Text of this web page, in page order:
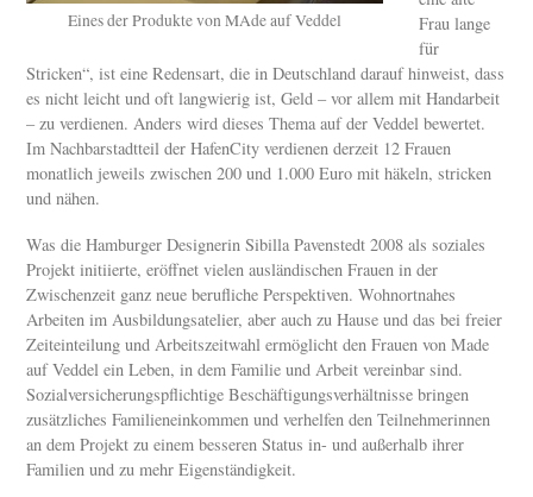
Eines der Produkte von MAde auf Veddel
Frau lange
für
Stricken“, ist eine Redensart, die in Deutschland darauf hinweist, dass
es nicht leicht und oft langwierig ist, Geld – vor allem mit Handarbeit
– zu verdienen. Anders wird dieses Thema auf der Veddel bewertet.
Im Nachbarstadtteil der HafenCity verdienen derzeit 12 Frauen
monatlich jeweils zwischen 200 und 1.000 Euro mit häkeln, stricken
und nähen.
Was die Hamburger Designerin Sibilla Pavenstedt 2008 als soziales
Projekt initiierte, eröffnet vielen ausländischen Frauen in der
Zwischenzeit ganz neue berufliche Perspektiven. Wohnortnahes
Arbeiten im Ausbildungsatelier, aber auch zu Hause und das bei freier
Zeiteinteilung und Arbeitszeitwahl ermöglicht den Frauen von Made
auf Veddel ein Leben, in dem Familie und Arbeit vereinbar sind.
Sozialversicherungspflichtige Beschäftigungsverhältnisse bringen
zusätzliches Familieneinkommen und verhelfen den Teilnehmerinnen
an dem Projekt zu einem besseren Status in- und außerhalb ihrer
Familien und zu mehr Eigenständigkeit.